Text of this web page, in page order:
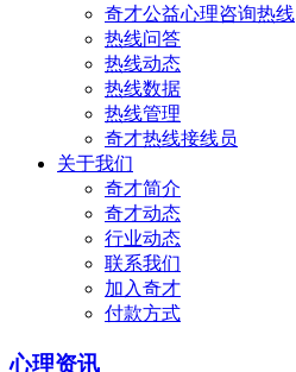
奇才公益心理咨询热线
热线问答
热线动态
热线数据
热线管理
奇才热线接线员
关于我们
奇才简介
奇才动态
行业动态
联系我们
加入奇才
付款方式
心理资讯